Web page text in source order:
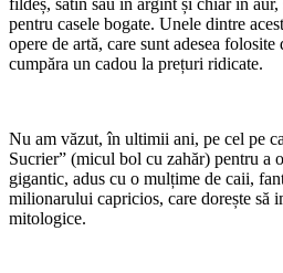
fildeș, satin sau în argint și chiar în
pentru casele bogate. Unele dintre
opere de artă, care sunt adesea
cumpăra un cadou la prețuri ridicate.
Nu am văzut, în ultimii ani, pe cel pe
Sucrier” (micul bol cu zahăr) pentru a
gigantic, adus cu o mulțime de caii,
milionarului capricios, care dorește să
mitologice.